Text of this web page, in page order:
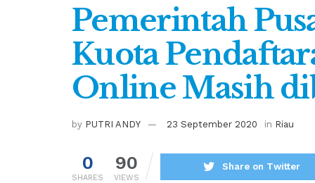
Pemerintah
Kuota
Online Masih
by PUTRI ANDY 23 September 2020 in Riau
0
SHARES
90
VIEWS
Share on Twitter